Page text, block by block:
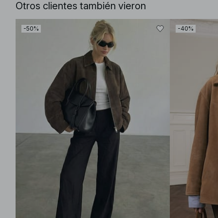
Otros clientes también vieron
-50% -40%